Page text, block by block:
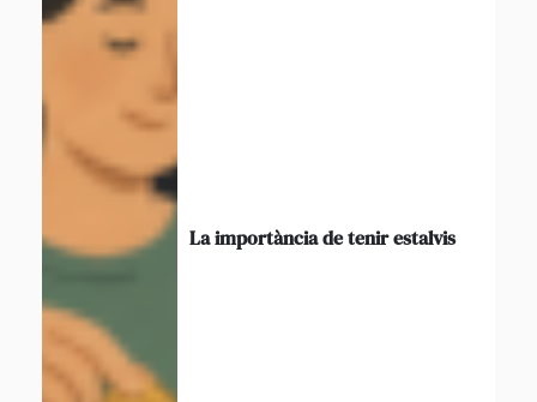
La importància de tenir estalvis